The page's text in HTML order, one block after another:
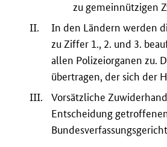
zu gemeinnützigen
II.
In den Ländern werden
zu Ziffer 1., 2. und 3.
allen Polizeiorganen zu.
übertragen, der sich der
III.
Vorsätzliche
Entscheidung
Bundesverfassungsgericht